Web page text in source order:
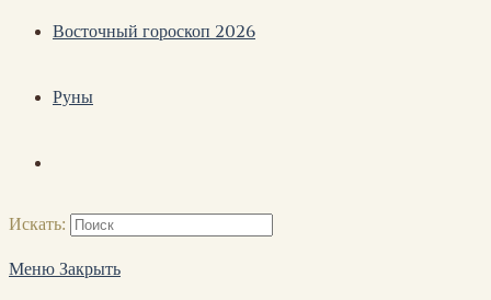
Восточный гороскоп 2026
Руны
Искать:
МенюЗакрыть